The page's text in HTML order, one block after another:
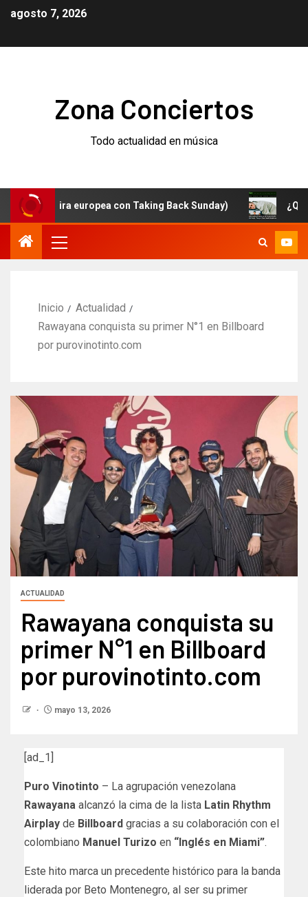
agosto 7, 2026
Zona Conciertos
Todo actualidad en música
gira europea con Taking Back Sunday) ¿Qué está
Inicio
Actualidad
Rawayana conquista su primer N°1 en Billboard
por purovinotinto.com
ACTUALIDAD
Rawayana conquista su
primer N°1 en Billboard
por purovinotinto.com
mayo 13, 2026
[ad_1]
Puro Vinotinto – La agrupación venezolana
Rawayana alcanzó la cima de la lista Latin Rhythm
Airplay de Billboard gracias a su colaboración con el
colombiano Manuel Turizo en “Inglés en Miami”.
Este hito marca un precedente histórico para la banda
liderada por Beto Montenegro, al ser su primer